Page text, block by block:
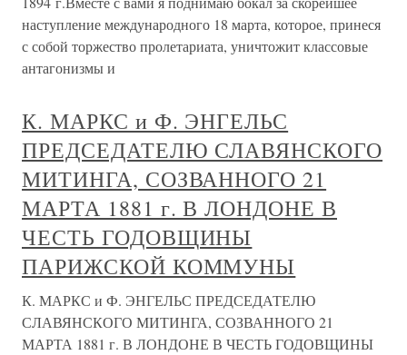
наступление международного 18 марта, которое, принеся
с собой торжество пролетариата, уничтожит классовые
антагонизмы и
К. МАРКС и Ф. ЭНГЕЛЬС
ПРЕДСЕДАТЕЛЮ СЛАВЯНСКОГО
МИТИНГА, СОЗВАННОГО 21
МАРТА 1881 г. В ЛОНДОНЕ В
ЧЕСТЬ ГОДОВЩИНЫ
ПАРИЖСКОЙ КОММУНЫ
К. МАРКС и Ф. ЭНГЕЛЬС ПРЕДСЕДАТЕЛЮ
СЛАВЯНСКОГО МИТИНГА, СОЗВАННОГО 21
МАРТА 1881 г. В ЛОНДОНЕ В ЧЕСТЬ ГОДОВЩИНЫ